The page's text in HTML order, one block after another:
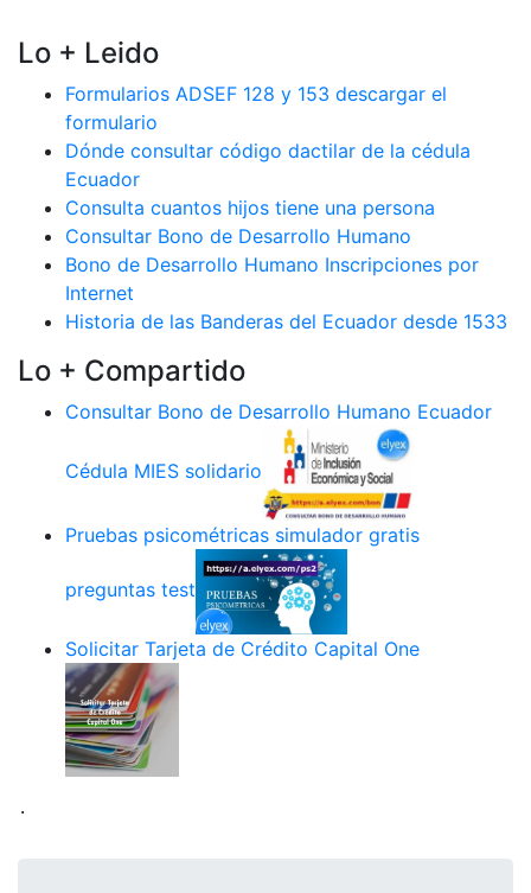
Lo + Leido
Formularios ADSEF 128 y 153 descargar el
formulario
Dónde consultar código dactilar de la cédula
Ecuador
Consulta cuantos hijos tiene una persona
Consultar Bono de Desarrollo Humano
Bono de Desarrollo Humano Inscripciones por
Internet
Historia de las Banderas del Ecuador desde 1533
Lo + Compartido
Consultar Bono de Desarrollo Humano Ecuador
Cédula MIES solidario
Pruebas psicométricas simulador gratis
preguntas test
Solicitar Tarjeta de Crédito Capital One
.